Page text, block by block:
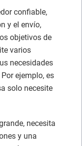
confiable,
y el envío,
objetivos de
varios
necesidades
ejemplo, es
solo necesite
necesita
y una